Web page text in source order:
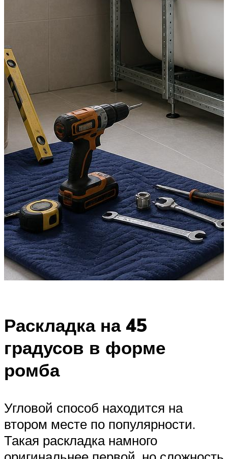
Раскладка на 45
градусов в форме
ромба
Угловой способ находится на
втором месте по популярности.
Такая раскладка намного